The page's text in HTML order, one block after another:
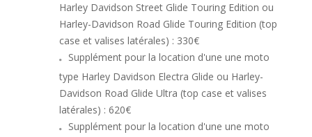
Harley Davidson Street Glide Touring Edition ou
Harley-Davidson Road Glide Touring Edition (top
case et valises latérales) : 330€
Supplément pour la location d'une une moto
type Harley Davidson Electra Glide ou Harley-
Davidson Road Glide Ultra (top case et valises
latérales) : 620€
Supplément pour la location d'une une moto